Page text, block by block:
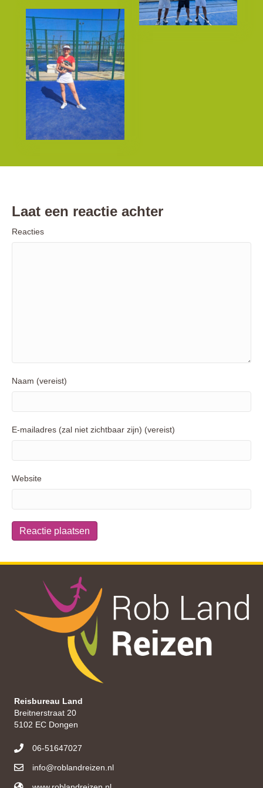
Laat een reactie achter
Reacties
Naam (vereist)
E-mailadres (zal niet zichtbaar zijn) (vereist)
Website
Reisbureau Land
Breitnerstraat 20
5102 EC Dongen
06-51647027
info@roblandreizen.nl